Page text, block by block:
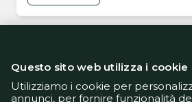
Questo sito web utilizza i cookie
Utilizziamo i cookie per
annunci, per fornire funzionalità